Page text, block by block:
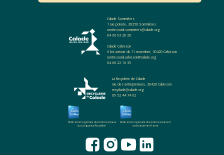
Calade Sommières
1 rue poterie, 30250 Sommières
centresocial.sommieres@calade.org
04 66 93 20 20
Calade Calvisson
6 bis avenue du 11 novembre, 30420 Calvisson
centresocial.calvisson@calade.org
04 66 22 16 35
La Recyclerie de Calade
rue des entrepreneurs, 30420 Calvisson
recyclade@calade.org
09 52 44 74 62
Fédération regionale des centres sociaux
du Languedoc-Roussillon
Fédération regionale des centres sociaux et
socioculturel en France